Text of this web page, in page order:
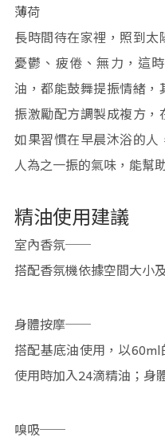
薄荷
長時間待在家裡，照到
憂鬱、疲倦、無力，這
油，都能鼓舞提振情緒
振激勵配方調製成複方，
如果習慣在早晨沐浴的
人為之一振的氣味，能幫
精油使用建議
室內香氛──
搭配香氛機依據空間大小
身體按摩──
搭配基底油使用，以
使用時加入24滴精油；身
嗅吸──